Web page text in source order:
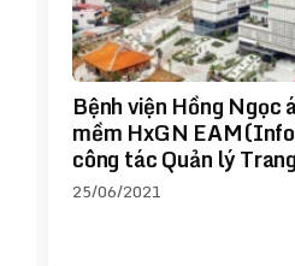
Bệnh viện Hồng Ngọc
mềm HxGN
công tác Quản lý
25/06/2021